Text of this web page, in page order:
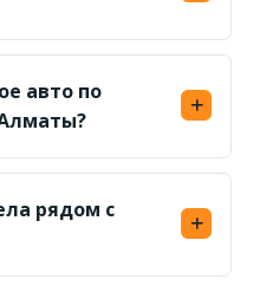
подачи — 1,5–
поэтому
авто по
лебёдкой — авто без
колёсами
рядом с